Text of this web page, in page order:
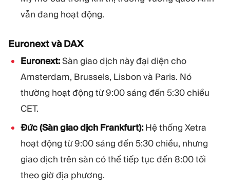
vẫn đang hoạt động.
Euronext và DAX
Euronext:Sàn giao dịch này đại diện cho
Amsterdam, Brussels, Lisbon và Paris. Nó
thường hoạt động từ 9:00 sáng đến 5:30 chiều
CET.
Đức (Sàn giao dịch Frankfurt):Hệ thống Xetra
hoạt động từ 9:00 sáng đến 5:30 chiều, nhưng
giao dịch trên sàn có thể tiếp tục đến 8:00 tối
theo giờ địa phương.